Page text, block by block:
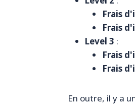
Frais
Frais
Level 3 :
Frais
Frais
En outre, il y a